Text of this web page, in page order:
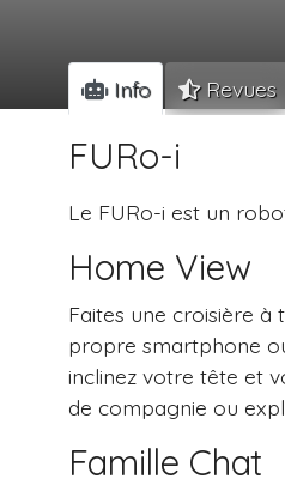
Info Revues
FURo-i
Le FURo-i est un
Home View
Faites une croisière
propre smartphone
inclinez votre tête et
de compagnie ou
Famille Chat